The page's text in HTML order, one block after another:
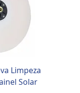
Limpeza
Solar